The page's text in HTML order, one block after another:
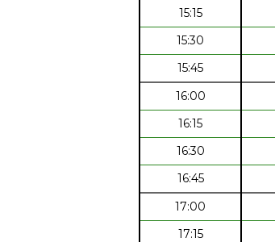
15:15
15:30
15:45
16:00
16:15
16:30
16:45
17:00
17:15